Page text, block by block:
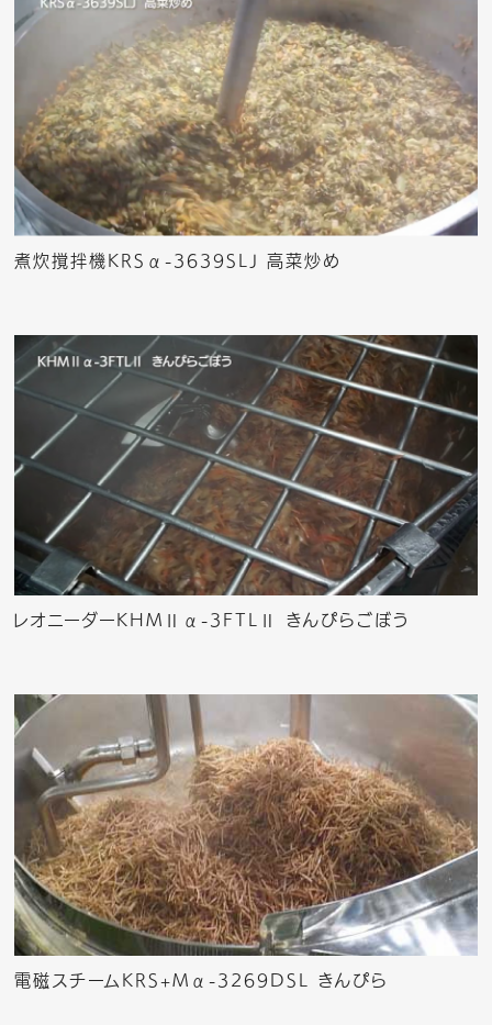
煮炊撹拌機KRSα-3639SLJ 高菜炒め
レオニーダーKHMⅡα-3FTLⅡ きんぴらごぼう
電磁スチームKRS+Mα-3269DSL きんぴら